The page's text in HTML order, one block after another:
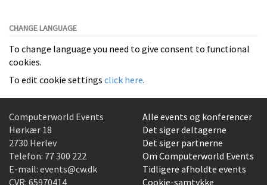
CHANGE LANGUAGE
To change language you need to give consent to functional
cookies.
To edit cookie settings click here.
Computerworld Events
Hørkær 18
2730 Herlev
Telefon: 77 300 222
E-mail: events@cw.dk
CVR: 65970414
Alle events og konferencer
Det siger deltagerne
Det siger partnerne
Om Computerworld Events
Tidligere afholdte events
Cookie-samtykke